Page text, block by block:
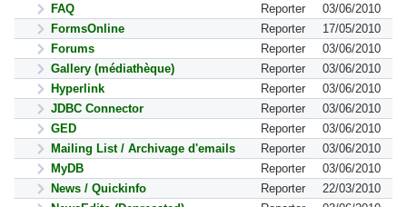
FAQ
Reporter
03/06/2010
FormsOnline
Reporter
17/05/2010
Forums
Reporter
03/06/2010
Gallery (médiathèque)
Reporter
03/06/2010
Hyperlink
Reporter
03/06/2010
JDBC Connector
Reporter
03/06/2010
GED
Reporter
03/06/2010
Mailing List / Archivage d'emails
Reporter
03/06/2010
MyDB
Reporter
03/06/2010
News / Quickinfo
Reporter
22/03/2010